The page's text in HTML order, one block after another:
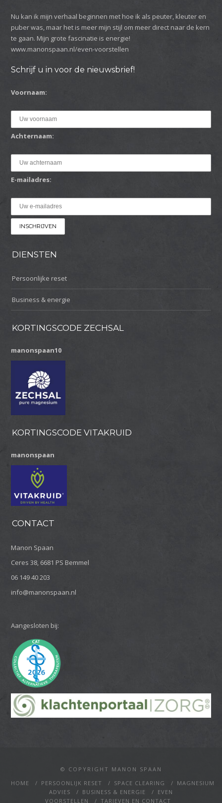
Nu kan ik mijn verhaal beginnen met hoe ik als peuter, kleuter en
puber was, maar het is meer mijn stijl om meer direct naar de kern
te gaan. Mijn grote fascinatie is energie!
www.manonspaan.nl/even-voorstellen
Schrijf u in voor de nieuwsbrief!
Voornaam:
Achternaam:
E-mailadres:
DIENSTEN
Persoonlijke reset
Business & energie
KORTINGSCODE ZECHSAL
manonspaan10
KORTINGSCODE VITAKRUID
manonspaan
CONTACT
Manon Spaan
Ceres 38, 6681 PS Bemmel
06 149 40 203
info@manonspaan.nl
Aangesloten bij:
© COPYRIGHT MANON SPAAN
HOME
PERSOONLIJK RESET SPACE CLEARING
MAGNESIUM
ADVIES
BUSINESS & ENERGIE
EVEN
VOORSTELLEN
TARIEVEN EN CONTACT